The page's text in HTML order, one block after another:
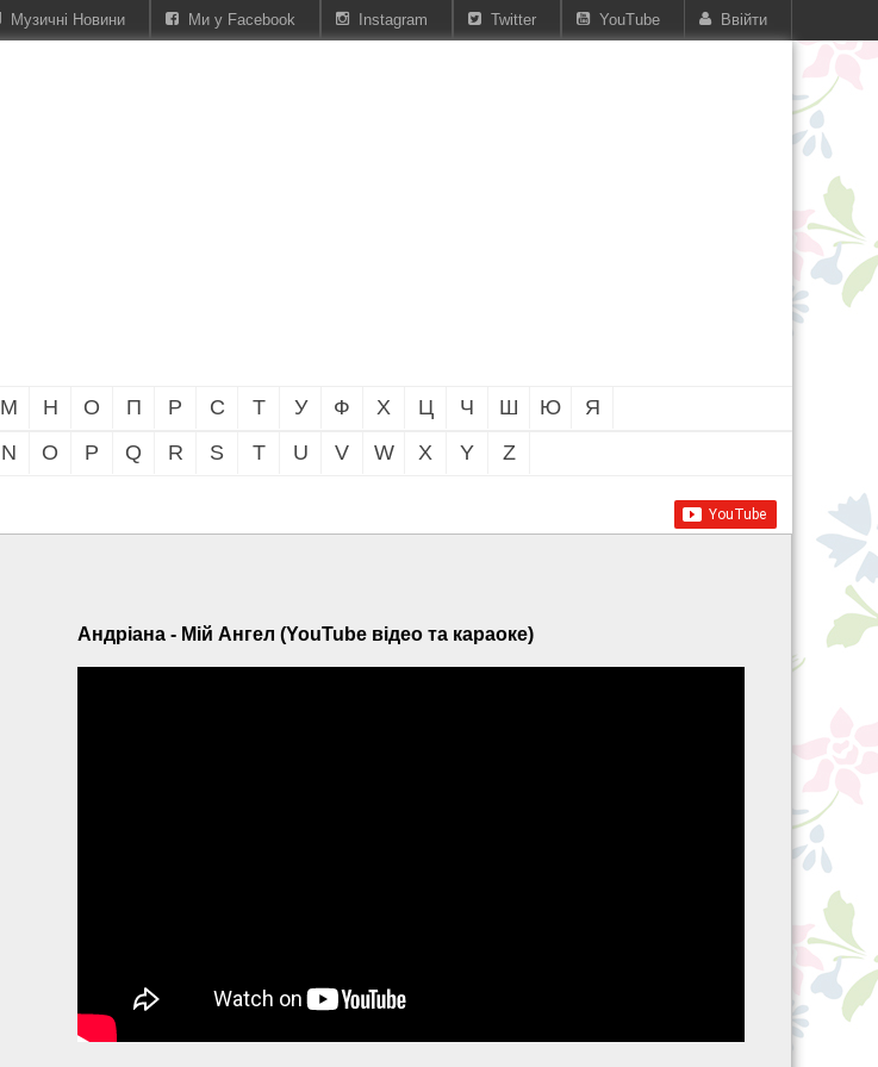
Ввійти
YouTube
Twitter
Instagram
Ми у Facebook
Музичні Новини
М Н О П Р С Т У Ф Х Ц Ч Ш Ю
Я
N O P Q R S T U V W X Y Z
Андріана - Мій Ангел (YouTube відео та караоке)